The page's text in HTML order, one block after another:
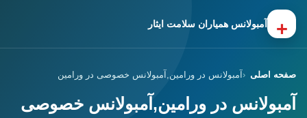
+ آمبولانس همیاران سلامت ایثار
صفحه اصلی آمبولانس در ورامین,آمبولانس خصوصی در ورامین
آمبولانس در ورامین,آمبولانس خصوصی